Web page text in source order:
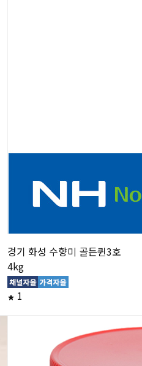
경기 화성 수향미 골든퀸3호
4kg
1